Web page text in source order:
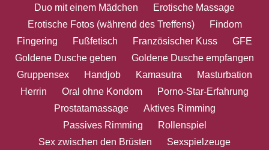
Duo mit einem Mädchen
Erotische Massage
Erotische Fotos (während des Treffens)
Findom
Fingering
Fußfetisch Französischer Kuss
GFE
Goldene Dusche geben
Goldene Dusche empfangen
Gruppensex
Handjob Kamasutra
Masturbation
Herrin
Oral ohne Kondom
Porno-Star-Erfahrung
Prostatamassage
Aktives Rimming
Passives Rimming
Rollenspiel
Sex zwischen den Brüsten
Sexspielzeuge